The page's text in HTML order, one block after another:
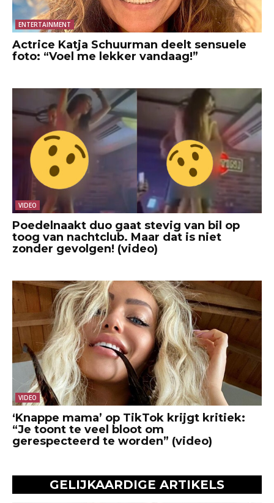
ENTERTAINMENT
Actrice Katja Schuurman deelt sensuele
foto: “Voel me lekker vandaag!”
VIDEO
Poedelnaakt duo gaat stevig van bil op
toog van nachtclub. Maar dat is niet
zonder gevolgen! (video)
VIDEO
‘Knappe mama’ op TikTok krijgt kritiek:
“Je toont te veel bloot om
gerespecteerd te worden” (video)
GELIJKAARDIGE ARTIKELS